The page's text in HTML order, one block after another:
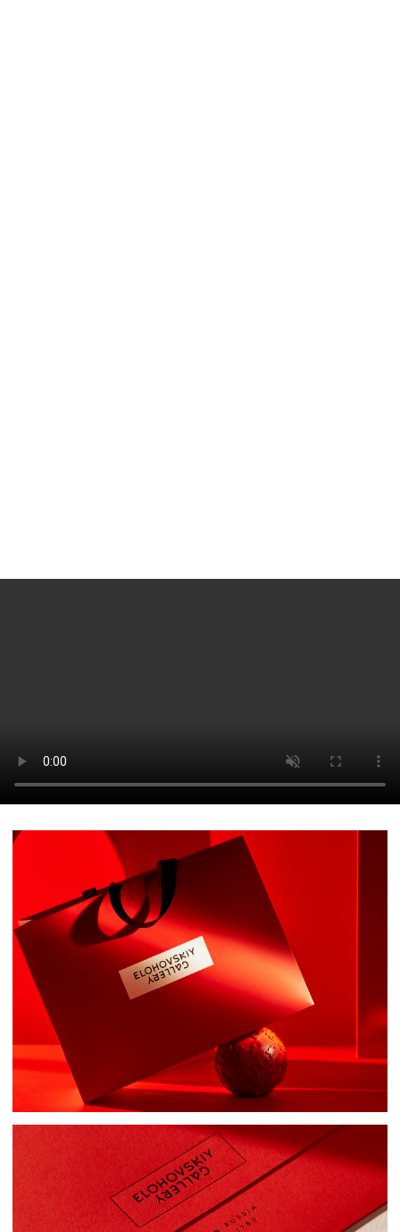
Давайте придумаем новую
замечательную идею для человечества
egor@dafomin.com
whatsApp
Политика конфиденциальности Публичное соглашение
Реквизиты
Публичная оферта